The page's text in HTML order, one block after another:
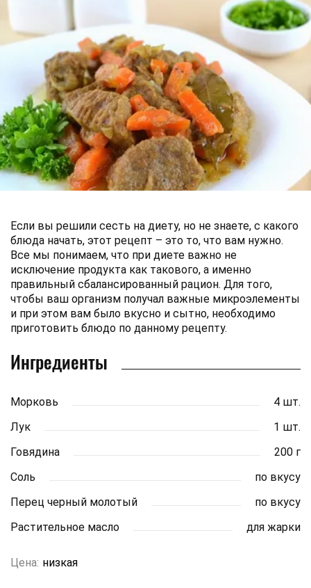
Если вы решили сесть на диету, но не знаете, с какого
блюда начать, этот рецепт – это то, что вам нужно.
Все мы понимаем, что при диете важно не
исключение продукта как такового, а именно
правильный сбалансированный рацион. Для того,
чтобы ваш организм получал важные микроэлементы
и при этом вам было вкусно и сытно, необходимо
приготовить блюдо по данному рецепту.
Ингредиенты
Морковь
4 шт.
Лук
1 шт.
Говядина
200 г
Соль
по вкусу
Перец черный молотый
по вкусу
Растительное масло
для жарки
Цена: низкая